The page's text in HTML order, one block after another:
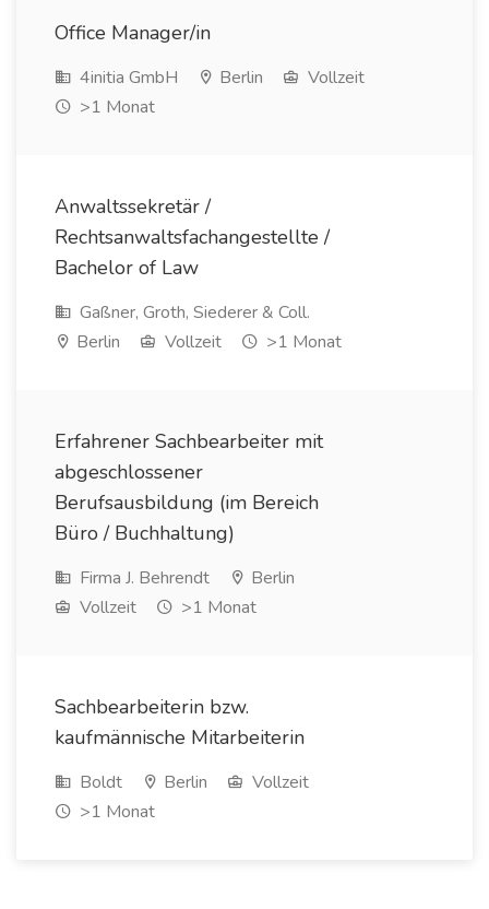
Office Manager/in
4initia GmbH Berlin
Vollzeit
>1 Monat
Anwaltssekretär /
Rechtsanwaltsfachangestellte /
Bachelor of Law
Gaßner, Groth, Siederer & Coll.
Berlin
Vollzeit >1 Monat
Erfahrener Sachbearbeiter mit
abgeschlossener
Berufsausbildung (im Bereich
Büro / Buchhaltung)
Firma J. Behrendt
Berlin
Vollzeit
>1 Monat
Sachbearbeiterin bzw.
kaufmännische Mitarbeiterin
Boldt Berlin
Vollzeit
>1 Monat